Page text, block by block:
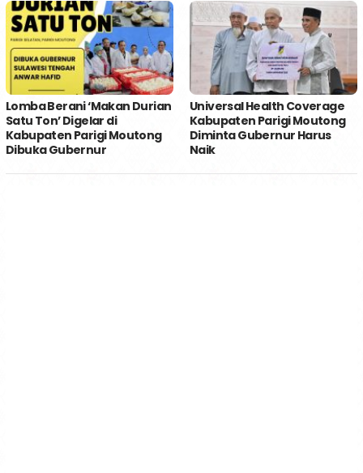
Lomba Berani ‘Makan Durian
Satu Ton’ Digelar di
Kabupaten Parigi Moutong
Dibuka Gubernur
Universal Health Coverage
Kabupaten Parigi Moutong
Diminta Gubernur Harus
Naik